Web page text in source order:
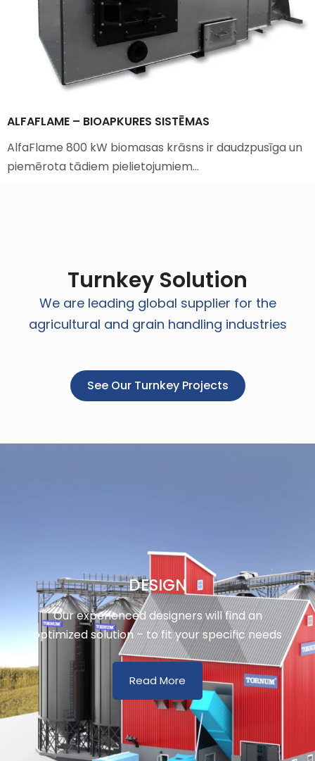
ALFAFLAME – BIOAPKURES SISTĒMAS
AlfaFlame 800 kW biomasas krāsns ir daudzpusīga un
piemērota tādiem pielietojumiem…
Turnkey Solution
We are leading global supplier for the
agricultural and grain handling industries
See Our Turnkey Projects
DESIGN
Our experienced designers will find an
optimized solution – to fit your specific needs
Read More